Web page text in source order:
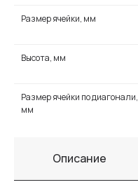
Размер ячейки, мм
Высота, мм
Размер ячейки по диагонали,
мм
Описание